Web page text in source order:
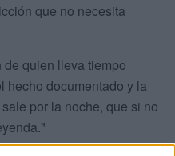
que no necesita
quien lleva tiempo
hecho documentado y la
por la noche, que si no